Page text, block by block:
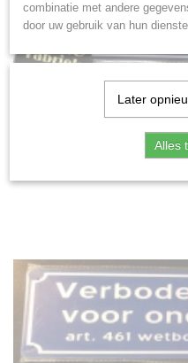
Uitsluitend PSV supporters
combinatie met andere
door uw gebruik van hun
Later
Alles